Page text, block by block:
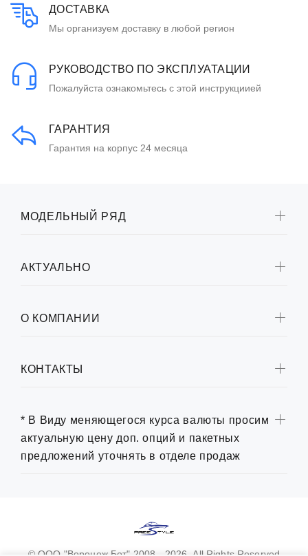
ДОСТАВКА
Мы организуем доставку в любой регион
РУКОВОДСТВО ПО ЭКСПЛУАТАЦИИ
Пожалуйста ознакомьтесь с этой инструкциией
ГАРАНТИЯ
Гарантия на корпус 24 месяца
* В Виду меняющегося курса валюты просим
актуальную цену доп. опций и пакетных
предложений уточнять в отделе продаж
МОДЕЛЬНЫЙ РЯД
АКТУАЛЬНО
О КОМПАНИИ
КОНТАКТЫ
© ООО "Воронеж Бот" 2008 - 2026. All Rights Reserved